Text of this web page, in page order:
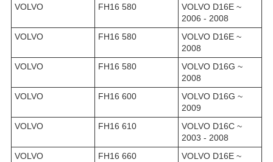
VOLVO
FH16 580
VOLVO D16E ~
2006 - 2008
VOLVO
FH16 580
VOLVO D16E ~
2008
VOLVO
FH16 580
VOLVO D16G ~
2008
VOLVO
FH16 600
VOLVO D16G ~
2009
VOLVO
FH16 610
VOLVO D16C ~
2003 - 2008
VOLVO
FH16 660
VOLVO D16E ~